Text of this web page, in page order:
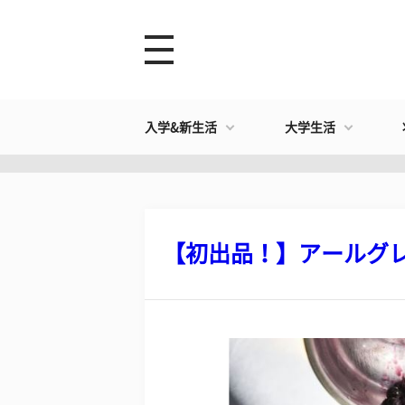
入学&新生活 大学生活
【初出品！】アールグ